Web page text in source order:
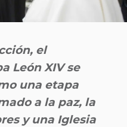
el
León XIV se
una etapa
a la paz, la
y una Iglesia